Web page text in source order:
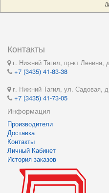
Контакты
г. Нижний Тагил, пр-кт Ленина,
+7 (3435) 41-83-38
г. Нижний Тагил, ул. Садовая,
+7 (3435) 41-73-05
Информация
Производители
Доставка
Контакты
Личный Кабинет
История заказов